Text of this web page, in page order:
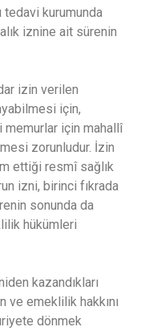
tedavi kurumunda
iznine ait sürenin
izin verilen
için,
memurlar için mahallî
zorunludur. İzin
ettiği resmî sağlık
izni, birinci fıkrada
sonunda da
hükümleri
kazandıkları
ve emeklilik hakkını
dönmek